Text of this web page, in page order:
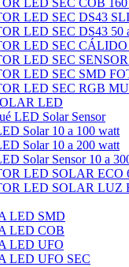
LED SEC DS43
LED SEC DS43 50
LED SEC CÁLIDO
LED SEC
LED SEC SMD
LED SEC RGB
LED
LED Solar Sensor
Solar 10 a 100 watt
Solar 10 a 200 watt
Solar Sensor 10 a
LED SOLAR ECO
LED SOLAR LUZ
LED SMD
LED COB
LED UFO
LED UFO SEC